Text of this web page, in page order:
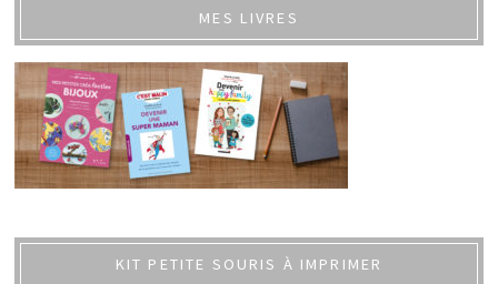
MES LIVRES
KIT PETITE SOURIS À IMPRIMER